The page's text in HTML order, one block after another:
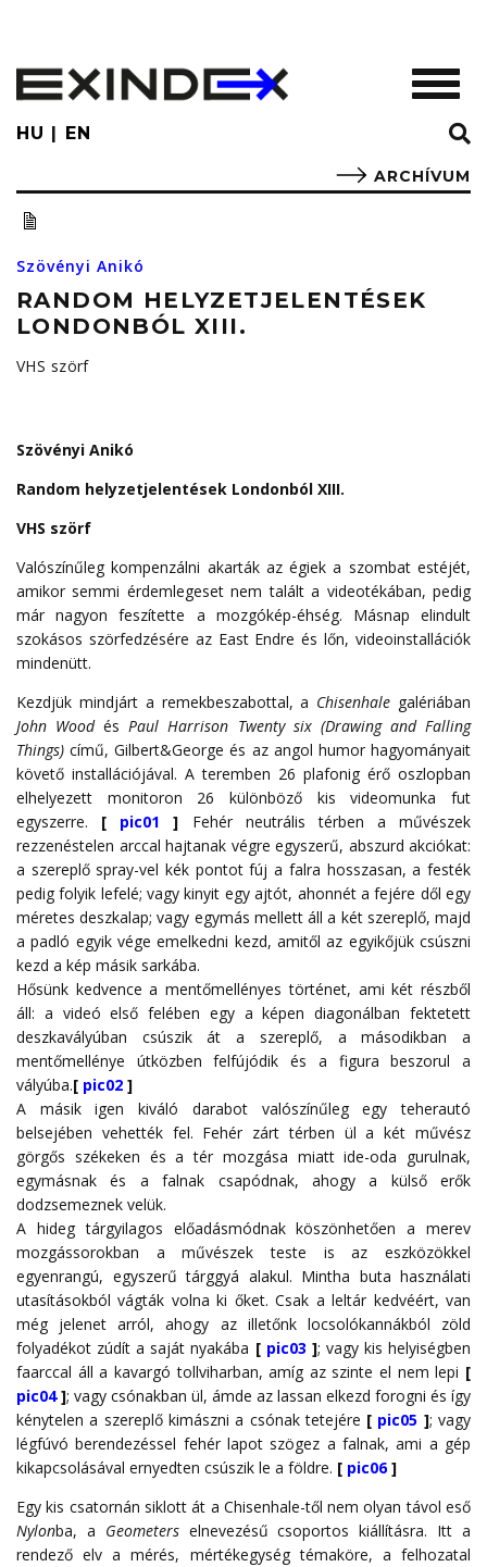
main
content
HU EN
ARCHÍVUM
Szövényi Anikó
RANDOM HELYZETJELENTÉSEK
LONDONBÓL XIII.
VHS szörf
Szövényi Anikó
Random helyzetjelentések Londonból XIII.
VHS szörf
Valószínűleg kompenzálni akarták az égiek a szombat estéjét,
amikor semmi érdemlegeset nem talált a videotékában, pedig
már nagyon feszítette a mozgókép-éhség. Másnap elindult
szokásos szörfedzésére az East Endre és lőn, videoinstallációk
mindenütt.
Kezdjük mindjárt a remekbeszabottal, a Chisenhale galériában
John Woodés Paul Harrison Twenty six (Drawing and Falling
Things)című, Gilbert&George és az angol humor hagyományait
követő installációjával. A teremben 26 plafonig érő oszlopban
elhelyezett monitoron 26 különböző kis videomunka fut
egyszerre. [ pic01 ] Fehér neutrális térben a művészek
rezzenéstelen arccal hajtanak végre egyszerű, abszurd akciókat:
a szereplő spray-vel kék pontot fúj a falra hosszasan, a festék
pedig folyik lefelé; vagy kinyit egy ajtót, ahonnét a fejére dől egy
méretes deszkalap; vagy egymás mellett áll a két szereplő, majd
a padló egyik vége emelkedni kezd, amitől az egyikőjük csúszni
kezd a kép másik sarkába.
Hősünk kedvence a mentőmellényes történet, ami két részből
áll: a videó első felében egy a képen diagonálban fektetett
deszkavályúban csúszik át a szereplő, a másodikban a
mentőmellénye útközben felfújódik és a figura beszorul a
vályúba.[ pic02 ]
A másik igen kiváló darabot valószínűleg egy teherautó
belsejében vehették fel. Fehér zárt térben ül a két művész
görgős székeken és a tér mozgása miatt ide-oda gurulnak,
egymásnak és a falnak csapódnak, ahogy a külső erők
dodzsemeznek velük.
A hideg tárgyilagos előadásmódnak köszönhetően a merev
mozgássorokban a művészek teste is az eszközökkel
egyenrangú, egyszerű tárggyá alakul. Mintha buta használati
utasításokból vágták volna ki őket. Csak a leltár kedvéért, van
még jelenet arról, ahogy az illetőnk locsolókannákból zöld
folyadékot zúdít a saját nyakába [ pic03 ]; vagy kis helyiségben
faarccal áll a kavargó tollviharban, amíg az szinte el nem lepi [
pic04]; vagy csónakban ül, ámde az lassan elkezd forogni és így
kénytelen a szereplő kimászni a csónak tetejére [ pic05 ]; vagy
légfúvó berendezéssel fehér lapot szögez a falnak, ami a gép
kikapcsolásával ernyedten csúszik le a földre. [ pic06]
Egy kis csatornán siklott át a Chisenhale-től nem olyan távol eső
Nylonba, a Geometerselnevezésű csoportos kiállításra. Itt a
rendező elv a mérés, mértékegység témaköre, a felhozatal